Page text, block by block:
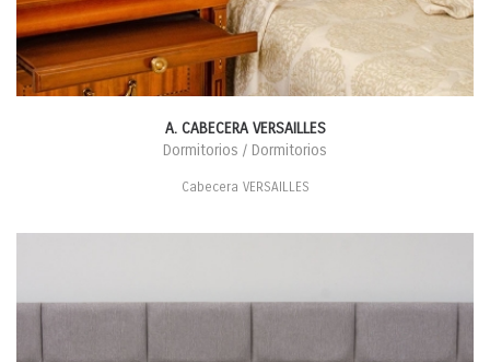
A. CABECERA VERSAILLES
Dormitorios / Dormitorios
Cabecera VERSAILLES